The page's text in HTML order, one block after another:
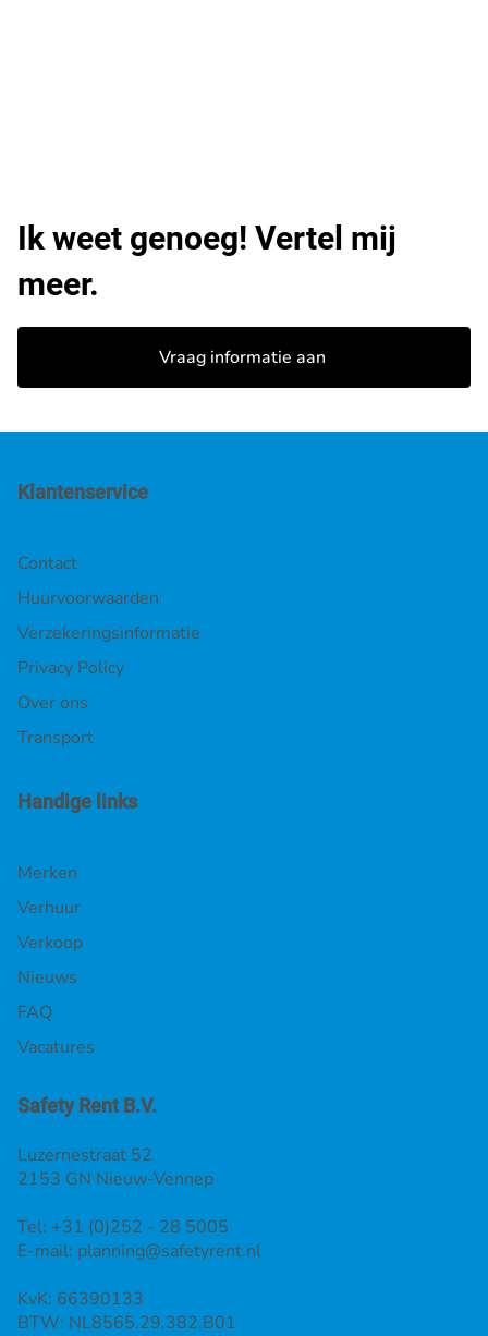
Ik weet genoeg! Vertel mij
meer.
Vraag informatie aan
Safety Rent B.V.
Luzernestraat 52
2153 GN Nieuw-Vennep
Tel: +31 (0)252 - 28 5005
E-mail: planning@safetyrent.nl
KvK: 66390133
BTW: NL8565.29.382.B01
Klantenservice
Contact
Huurvoorwaarden
Verzekeringsinformatie
Privacy Policy
Over ons
Transport
Handige links
Merken
Verhuur
Verkoop
Nieuws
FAQ
Vacatures